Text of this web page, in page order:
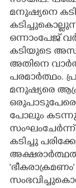
മനുഷ്യനെ
ഒന്നാംപേജ്
കടിയുടെ
അതിനെ
പരമാർത്ഥം.
മനുഷ്യരെ
ഒരുപാടുപേരെ
പോലും
സംഘംചേർന്ന്
കടിച്ചു